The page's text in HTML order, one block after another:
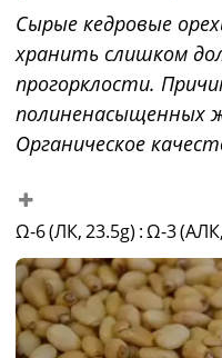
Сырые кедровые
хранить слишком
прогорклости.
полиненасыщенных
Органическое
Ω-6 (ЛК, 23.5g) :Ω-3